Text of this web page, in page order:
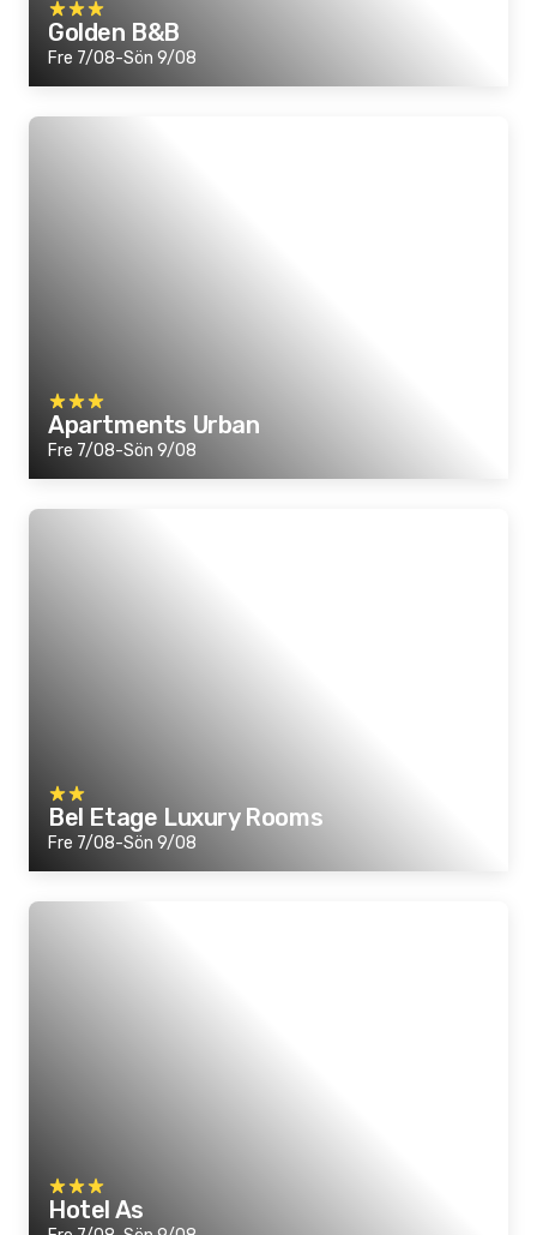
Golden B&B
Fre 7/08-Sön 9/08
Apartments Urban
Fre 7/08-Sön 9/08
Bel Etage Luxury Rooms
Fre 7/08-Sön 9/08
Hotel As